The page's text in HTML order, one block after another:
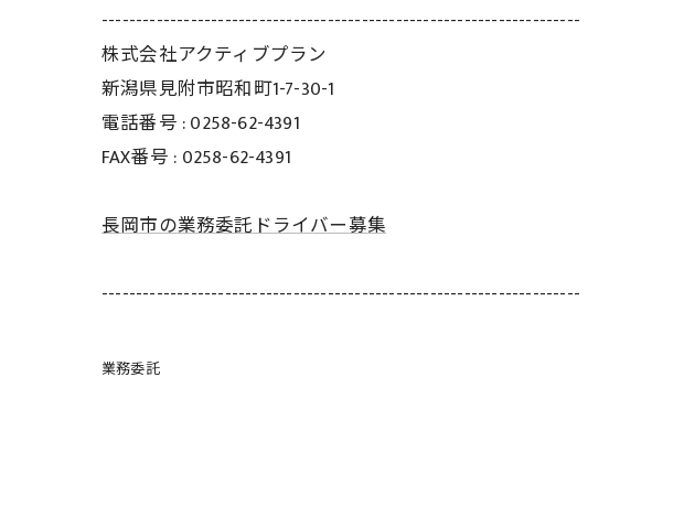
----------------------------------------------------------------------
株式会社アクティブプラン
新潟県見附市昭和町1-7-30-1
電話番号 :0258-62-4391
FAX番号 : 0258-62-4391
長岡市の業務委託ドライバー募集
----------------------------------------------------------------------
業務委託